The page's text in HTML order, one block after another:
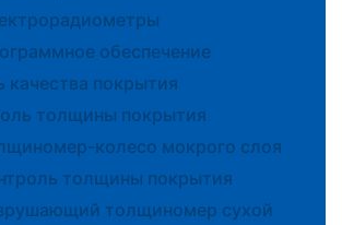
обеспечение
качества покрытия
толщины покрытия
колесо мокрого слоя
толщины покрытия
толщиномер сухой